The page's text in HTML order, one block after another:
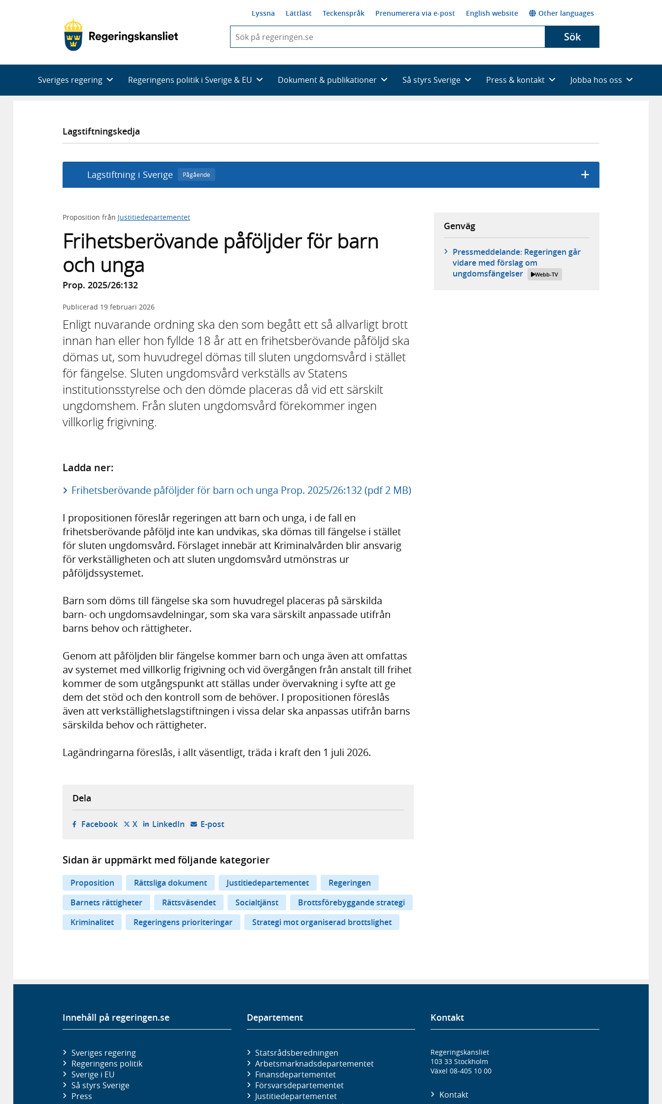
Lyssna Lättläst Teckenspråk Prenumerera via e-post English website Other languages
du
skriva
framträder
en
Sök
Sveriges regering Regeringens politik i Sverige & EU Dokument & publikationer Så styrs Sverige Press & kontakt Jobba hos oss
Lagstiftningskedja
Lagstiftning i Sverige Pågående
Proposition från Justitiedepartementet
Frihetsberövande påföljder för barn
och unga
Prop. 2025/26:132
Publicerad 19 februari 2026
Enligt nuvarande ordning ska den som begått ett så allvarligt brott
innan han eller hon fyllde 18 år att en frihetsberövande påföljd ska
dömas ut, som huvudregel dömas till sluten ungdomsvård i stället
för fängelse. Sluten ungdomsvård verkställs av Statens
institutionsstyrelse och den dömde placeras då vid ett särskilt
ungdomshem. Från sluten ungdomsvård förekommer ingen
villkorlig frigivning.
Ladda ner:
Frihetsberövande påföljder för barn och unga Prop. 2025/26:132 (pdf 2 MB)
I propositionen föreslår regeringen att barn och unga, i de fall en
frihetsberövande påföljd inte kan undvikas, ska dömas till fängelse i stället
för sluten ungdomsvård. Förslaget innebär att Kriminalvården blir ansvarig
för verkställigheten och att sluten ungdomsvård utmönstras ur
påföljdssystemet.
Barn som döms till fängelse ska som huvudregel placeras på särskilda
barn- och ungdomsavdelningar, som ska vara särskilt anpassade utifrån
barns behov och rättigheter.
Genom att påföljden blir fängelse kommer barn och unga även att omfattas
av systemet med villkorlig frigivning och vid övergången från anstalt till frihet
kommer de som utgångspunkt att ställas under övervakning i syfte att ge
dem det stöd och den kontroll som de behöver. I propositionen föreslås
även att verkställighetslagstiftningen i vissa delar ska anpassas utifrån barns
särskilda behov och rättigheter.
Lagändringarna föreslås, i allt väsentligt, träda i kraft den 1 juli 2026.
Genväg
Pressmeddelande: Regeringen går
vidare med förslag om
ungdomsfängelser
Webb-TV
Dela
Facebook- öppnas i ny flik, extern webbplats,
X- öppnas i ny flik, extern webbplats,
LinkedIn- öppnas i ny flik, extern webbplats,
E-post- öppnar din e-postklient,
Sidan är uppmärkt med följande kategorier
Proposition Rättsliga dokument Justitiedepartementet
Regeringen
Barnets rättigheter
Rättsväsendet Socialtjänst
Brottsförebyggande strategi
Kriminalitet
Regeringens prioriteringar Strategi mot organiserad brottslighet
Innehåll på regeringen.se
Sveriges regering
Regeringens politik
Sverige i EU
Så styrs Sverige
Press
Departement
Statsrådsberedningen
Arbetsmarknads­departementet
Finans­departementet
Försvars­departementet
Justitie­departementet
Kontakt
Regeringskansliet
103 33 Stockholm
Växel 08-405 10 00
Kontakt